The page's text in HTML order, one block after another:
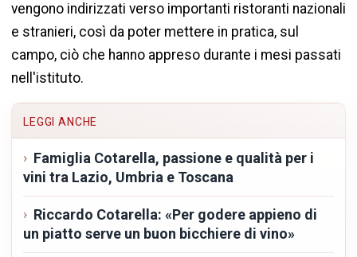
vengono indirizzati verso importanti ristoranti nazionali
e stranieri, così da poter mettere in pratica, sul
campo, ciò che hanno appreso durante i mesi passati
nell'istituto.
LEGGI ANCHE
Famiglia Cotarella, passione e qualità per i
vini tra Lazio, Umbria e Toscana
Riccardo Cotarella: «Per godere appieno di
un piatto serve un buon bicchiere di vino»